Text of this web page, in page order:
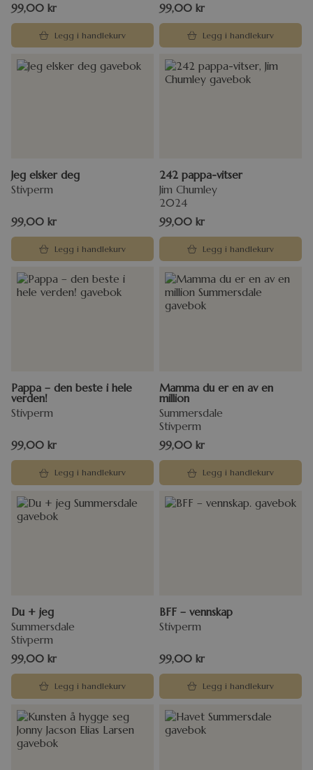
99,00 kr
Legg i handlekurv
99,00 kr
Legg i handlekurv
Jeg elsker deg
Stivperm
99,00 kr
Legg i handlekurv
242 pappa-vitser
Jim Chumley
2024
99,00 kr
Legg i handlekurv
Pappa – den beste i hele
verden!
Stivperm
99,00 kr
Legg i handlekurv
Mamma du er en av en
million
Summersdale
Stivperm
99,00 kr
Legg i handlekurv
Du + jeg
Summersdale
Stivperm
99,00 kr
Legg i handlekurv
BFF – vennskap
Stivperm
99,00 kr
Legg i handlekurv